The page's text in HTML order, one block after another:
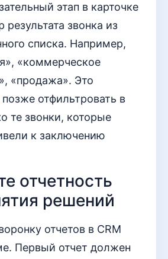
этап в карточке
звонка из
списка. Например,
«коммерческое
«продажа». Это
отфильтровать в
те звонки, которые
к заключению
отчетность
решений
отчетов в CRM
Первый отчет должен